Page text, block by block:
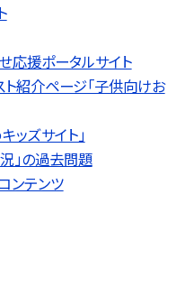
応援ポータルサイト
紹介ページ「子供向けお
ッズサイト」
」の過去問題
ンテンツ